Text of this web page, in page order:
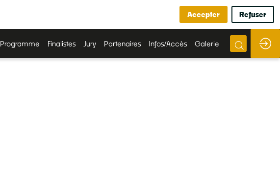
Programme Finalistes Jury Partenaires Infos/Accès Galerie
Accepter Refuser